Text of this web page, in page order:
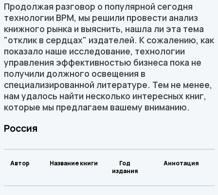
Продолжая разговор о популярной сегодня
технологии BPM, мы решили провести анализ
книжного рынка и выяснить, нашла ли эта тема
"отклик в сердцах" издателей. К сожалению, как
показало наше исследование, технологии
управления эффективностью бизнеса пока не
получили должного освещения в
специализированной литературе. Тем не менее,
нам удалось найти несколько интересных книг,
которые мы предлагаем вашему вниманию.
Россия
Автор Название книги
Год
издания
Аннотация